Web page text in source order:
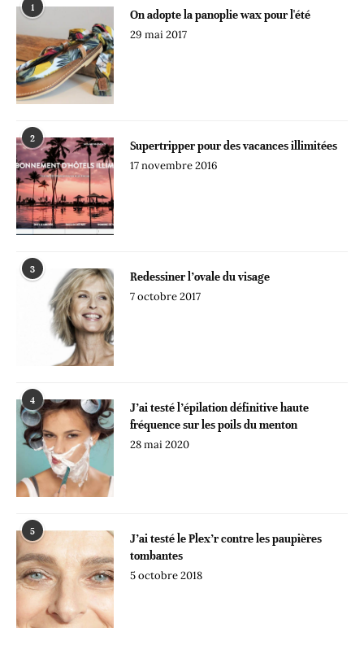
1
On adopte la panoplie wax pour l'été
29 mai 2017
2
Supertripper pour des vacances illimitées
17 novembre 2016
3
Redessiner l’ovale du visage
7 octobre 2017
4
J’ai testé l’épilation définitive haute
fréquence sur les poils du menton
28 mai 2020
5
J’ai testé le Plex’r contre les paupières
tombantes
5 octobre 2018